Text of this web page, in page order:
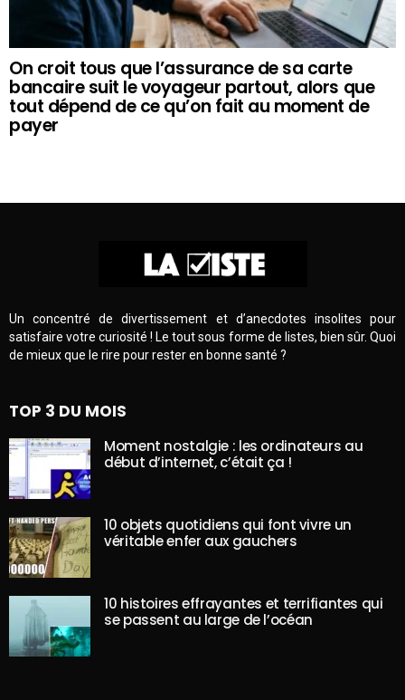
On croit tous que l’assurance de sa carte
bancaire suit le voyageur partout, alors que
tout dépend de ce qu’on fait au moment de
payer
Un concentré de divertissement et d’anecdotes insolites pour
satisfaire votre curiosité ! Le tout sous forme de listes, bien sûr. Quoi
de mieux que le rire pour rester en bonne santé ?
TOP 3 DU MOIS
Moment nostalgie : les ordinateurs au
début d’internet, c’était ça !
10 objets quotidiens qui font vivre un
véritable enfer aux gauchers
10 histoires effrayantes et terrifiantes qui
se passent au large de l’océan